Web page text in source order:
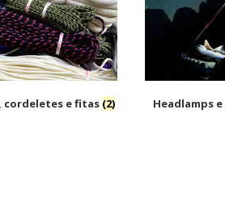
cordeletes e fitas (2) Headlamps